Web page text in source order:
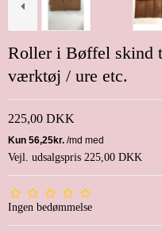
Roller i Bøffel skind
værktøj / ure etc.
225,00 DKK
Vejl. udsalgspris 225,00 DKK
Ingen bedømmelse